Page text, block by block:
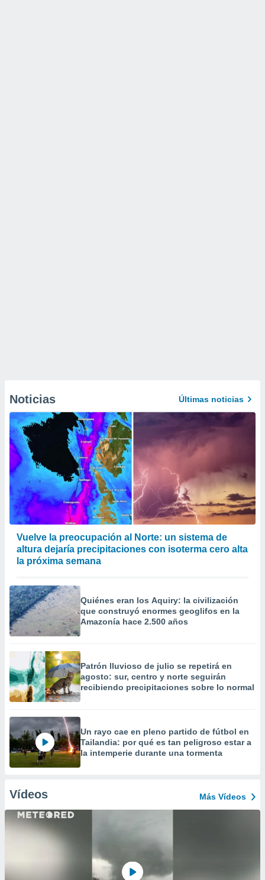
Noticias Últimas noticias
Vuelve la preocupación al Norte: un sistema de
altura dejaría precipitaciones con isoterma cero alta
la próxima semana
Quiénes eran los Aquiry: la civilización
que construyó enormes geoglifos en la
Amazonía hace 2.500 años
Patrón lluvioso de julio se repetirá en
agosto: sur, centro y norte seguirán
recibiendo precipitaciones sobre lo normal
Un rayo cae en pleno partido de fútbol en
Tailandia: por qué es tan peligroso estar a
la intemperie durante una tormenta
Vídeos Más Vídeos